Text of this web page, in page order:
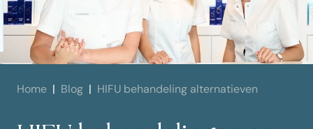
Home Blog HIFU behandeling alternatieven